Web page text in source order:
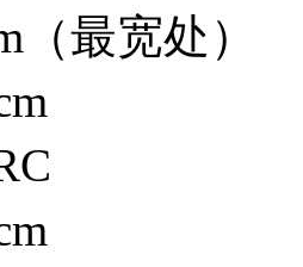
（最宽处）